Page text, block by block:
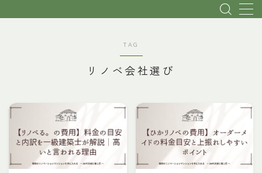
初心者・基本説明
リノベ会社選び
TAG
リノベ会社選び